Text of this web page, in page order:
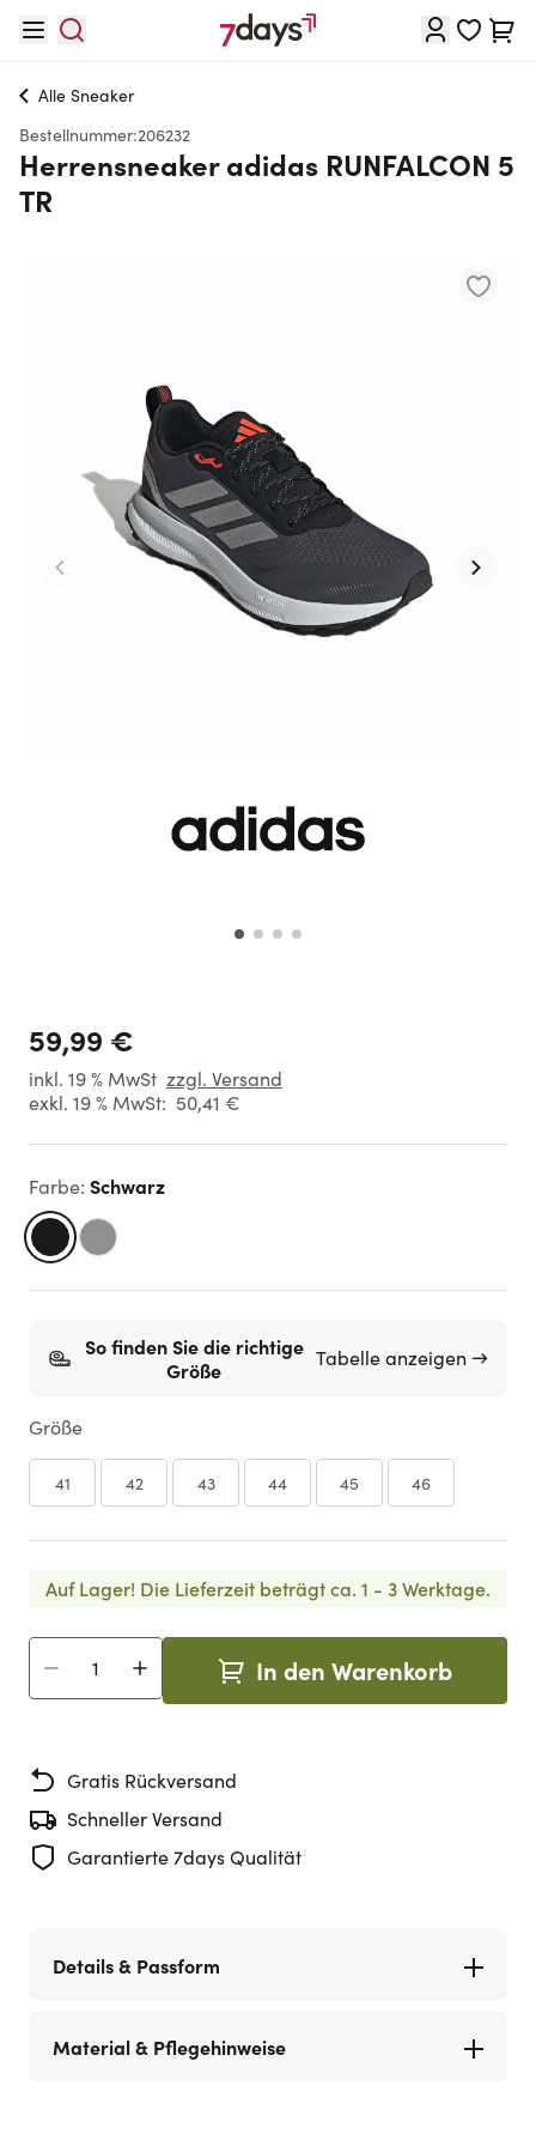
Alle Sneaker
Bestellnummer:206232
Herrensneaker adidas RUNFALCON 5
TR
59,99 €
inkl. 19 % MwSt zzgl. Versand
exkl. 19 % MwSt: 50,41 €
Farbe: Schwarz
So finden Sie die richtige
Größe
Tabelle anzeigen →
Größe
41 42 43 44 45 46
Auf Lager! Die Lieferzeit beträgt ca. 1 - 3 Werktage.
Menge In den Warenkorb
Gratis Rückversand
Schneller Versand
Garantierte 7days Qualität
Details & Passform
Material & Pflegehinweise